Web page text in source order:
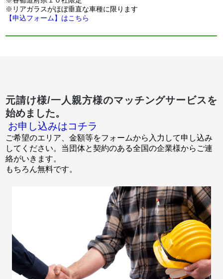
※リアガラスがほぼ垂直な車種に限ります
【申込フォーム】はこちら
元請け様/一人親方様のマッチングサービスを
始めました。
お申し込みはコチラ
ご希望のエリア、金額等をフォームから入力して申し込み
してください。当団体と契約のある全国の企業様からご連
絡がいきます。
もちろん無料です。